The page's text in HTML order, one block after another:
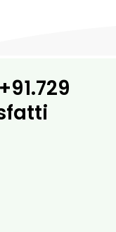
+91.729